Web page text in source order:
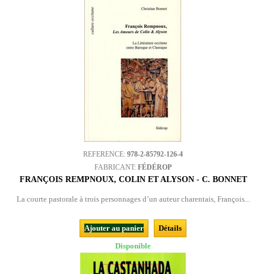
REFERENCE: 978-2-85792-126-4
FABRICANT: FÉDÉROP
FRANÇOIS REMPNOUX, COLIN ET ALYSON - C. BONNET
La courte pastorale à trois personnages d’un auteur charentais, François...
Ajouter au panier
Détails
Disponible